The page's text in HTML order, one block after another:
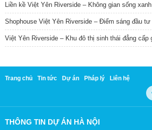
Liền kề Việt Yên Riverside – Không gian sống
Shophouse Việt Yên Riverside – Điểm sáng đầu
Việt Yên Riverside – Khu đô thị sinh thái đẳng cấp
Trang chủ Tin tức Dự án Pháp lý Liên hệ
THÔNG TIN DỰ ÁN HÀ NỘI